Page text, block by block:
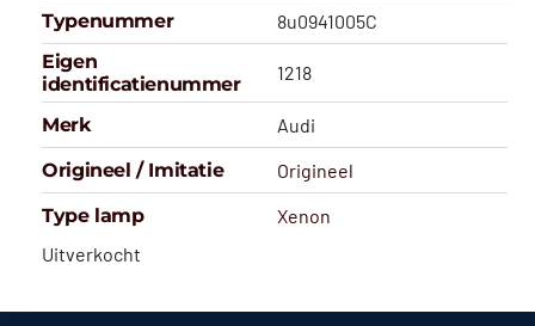
Typenummer
8u0941005C
Eigen
identificatienummer
1218
Merk
Audi
Origineel / Imitatie
Origineel
Type lamp
Xenon
Uitverkocht